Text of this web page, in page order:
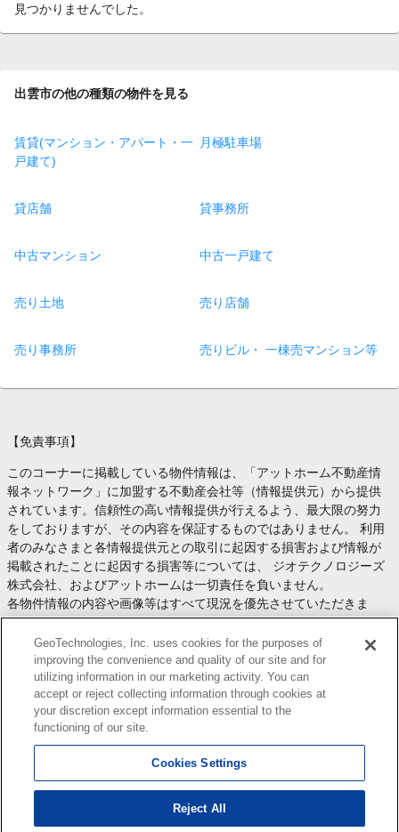
見つかりませんでした。
出雲市の他の種類の物件を見る
賃貸(マンション・アパート・一
戸建て)
月極駐車場
貸店舗 貸事務所
中古マンション 中古一戸建て
売り土地 売り店舗
売り事務所 売りビル・ 一棟売マンション等
【免責事項】
このコーナーに掲載している物件情報は、「アットホーム不動産情
報ネットワーク」に加盟する不動産会社等（情報提供元）から提供
されています。信頼性の高い情報提供が行えるよう、最大限の努力
をしておりますが、その内容を保証するものではありません。 利用
者のみなさまと各情報提供元との取引に起因する損害および情報が
掲載されたことに起因する損害等については、 ジオテクノロジーズ
株式会社、およびアットホームは一切責任を負いません。
各物件情報の内容や画像等はすべて現況を優先させていただきま
す。
お取引等（お取引の準備、資金調達等を含みます）の際には、内容
や契約条件等について、 各情報提供元より十分な説明を受け、ご自
身でご確認の上、判断してください。
このコーナーへの物件情報のご掲載、その他不動産業務ソリューシ
ョン等についての不動産会社様のお問合せはこちら
します。
Copyright(c) At Home Co.,Ltd. このサイトに掲載している情報の無断転載を禁止します。著作権
はアットホーム（株）またはその情報提供者に帰属します。
GeoTechnologies, Inc. uses cookies for the purposes of
improving the convenience and quality of our site and for
utilizing information in our marketing activity. You can
accept or reject collecting information through cookies at
your discretion except information essential to the
functioning of our site.
Cookies Settings
Reject All